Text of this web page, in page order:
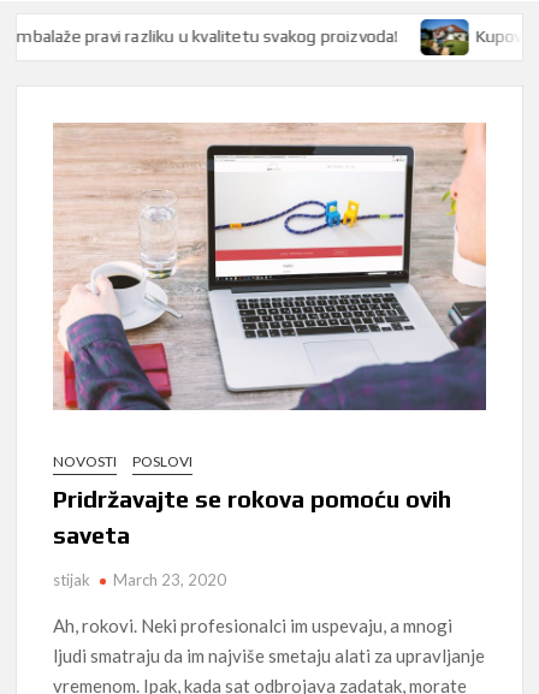
pravi razliku u kvalitetu svakog proizvoda! Kupovina
NOVOSTI POSLOVI
Pridržavajte se rokova pomoću ovih
saveta
stijak March 23, 2020
Ah, rokovi. Neki profesionalci im uspevaju, a mnogi
ljudi smatraju da im najviše smetaju alati za upravljanje
vremenom. Ipak, kada sat odbrojava zadatak, morate